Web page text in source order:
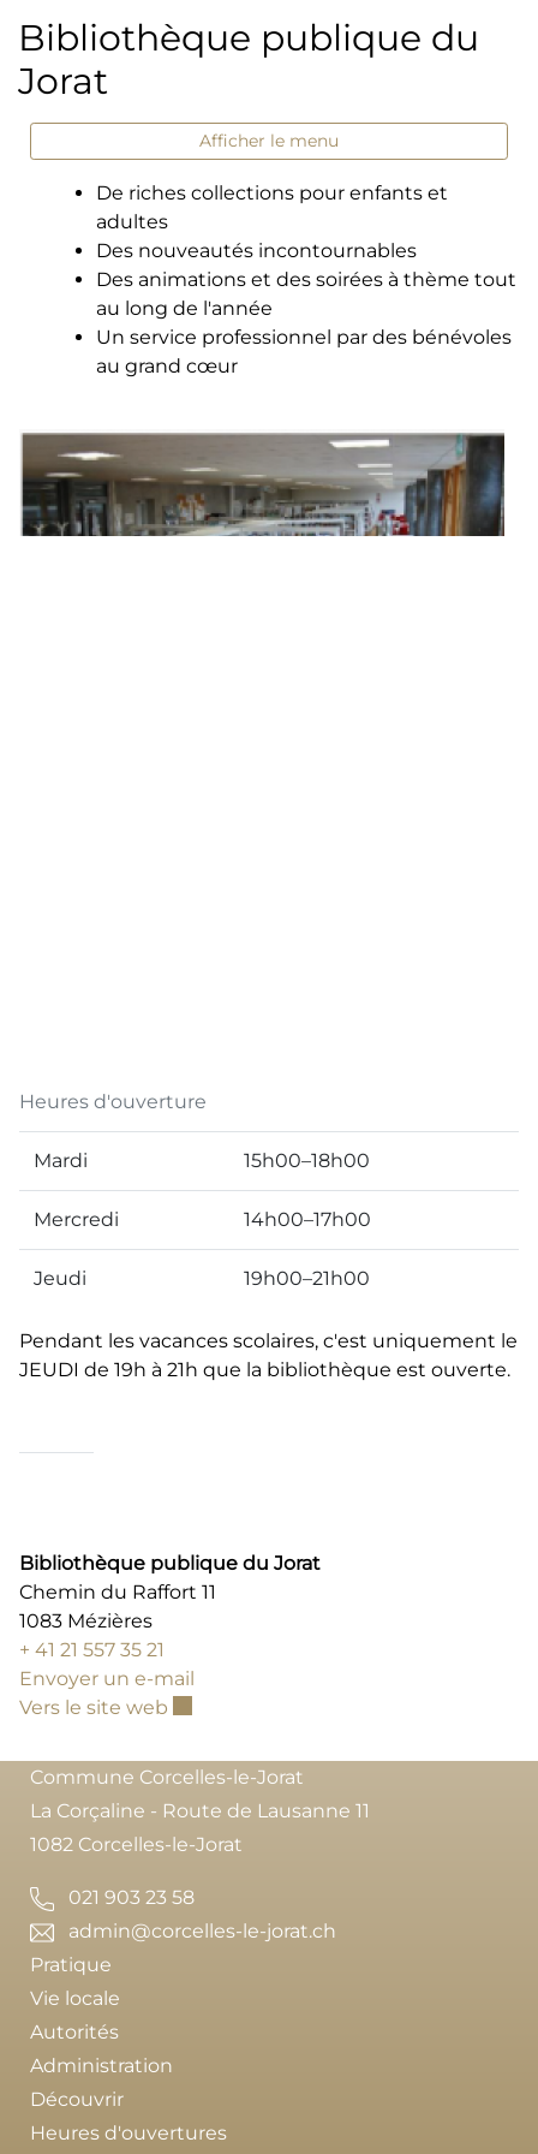
Bibliothèque publique du
Jorat
Afficher le menu
De riches collections pour enfants et
adultes
Des nouveautés incontournables
Des animations et des soirées à thème tout
au long de l'année
Un service professionnel par des bénévoles
au grand cœur
Heures d'ouverture
Mardi 15h00–18h00
Mercredi 14h00–17h00
Jeudi 19h00–21h00
Pendant les vacances scolaires, c'est uniquement le
JEUDI de 19h à 21h que la bibliothèque est ouverte.
Bibliothèque publique du Jorat
Chemin du Raffort 11
1083 Mézières
+ 41 21 557 35 21
Envoyer un e-mail
Vers le site web
Commune Corcelles-le-Jorat
La Corçaline - Route de Lausanne 11
1082 Corcelles-le-Jorat
021 903 23 58
admin@corcelles-le-jorat.ch
Pratique
Vie locale
Autorités
Administration
Découvrir
Heures d'ouvertures